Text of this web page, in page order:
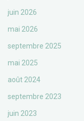
juin 2026
mai 2026
septembre 2025
mai 2025
août 2024
septembre 2023
juin 2023